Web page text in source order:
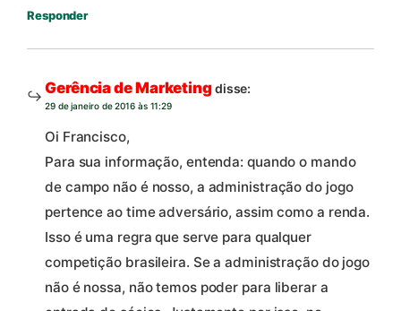
Responder
Gerência de Marketingdisse:
29 de janeiro de 2016 às 11:29
Oi Francisco,
Para sua informação, entenda: quando o mando
de campo não é nosso, a administração do jogo
pertence ao time adversário, assim como a renda.
Isso é uma regra que serve para qualquer
competição brasileira. Se a administração do jogo
não é nossa, não temos poder para liberar a